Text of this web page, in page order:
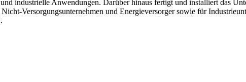
industrielle Anwendungen. Darüber hinaus fertigt und installiert das
Versorgungsunternehmen und Energieversorger sowie für